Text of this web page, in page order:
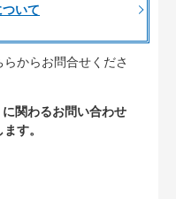
いて
からお問合せくださ
関わるお問い合わせ
す。